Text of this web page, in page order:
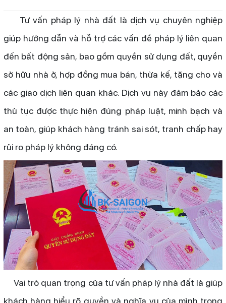
Tư vấn pháp lý nhà đất là dịch vụ chuyên nghiệp
giúp hướng dẫn và hỗ trợ các vấn đề pháp lý liên quan
đến bất động sản, bao gồm quyền sử dụng đất, quyền
sở hữu nhà ở, hợp đồng mua bán, thừa kế, tặng cho và
các giao dịch liên quan khác. Dịch vụ này đảm bảo các
thủ tục được thực hiện đúng pháp luật, minh bạch và
an toàn, giúp khách hàng tránh sai sót, tranh chấp hay
rủi ro pháp lý không đáng có.
Vai trò quan trọng của tư vấn pháp lý nhà đất là giúp
khách hàng hiểu rõ quyền và nghĩa vụ của mình trong